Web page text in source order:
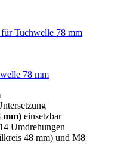
78 mm
mm) einsetzbar
Umdrehungen
48 mm) und M8